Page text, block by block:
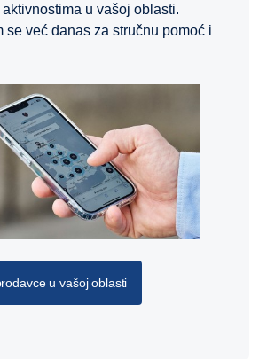
u vašoj oblasti.
se već danas za stručnu pomoć i
u vašoj oblasti